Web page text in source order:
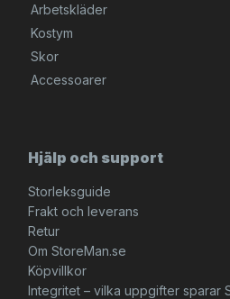
Arbetskläder
Kostym
Skor
Accessoarer
Hjälp och support
Storleksguide
Frakt och leverans
Retur
Om StoreMan.se
Köpvillkor
Integritet – vilka uppgifter sparar